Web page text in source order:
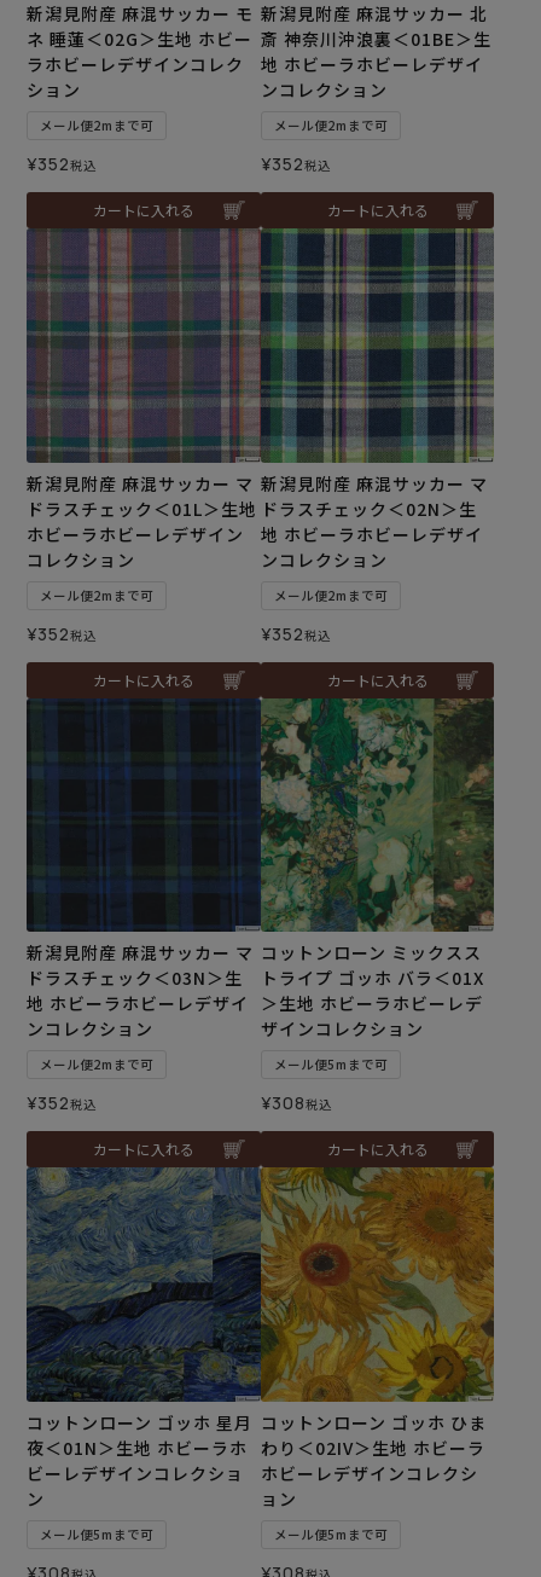
新潟見附産 麻混サッカー モ
ネ 睡蓮＜02G＞生地 ホビー
ラホビーレデザインコレク
ション
メール便2mまで可
¥352税込
カートに入れる
新潟見附産 麻混サッカー 北
斎 神奈川沖浪裏＜01BE＞生
地 ホビーラホビーレデザイ
ンコレクション
メール便2mまで可
¥352税込
カートに入れる
新潟見附産 麻混サッカー マ
ドラスチェック＜01L＞生地
ホビーラホビーレデザイン
コレクション
メール便2mまで可
¥352税込
カートに入れる
新潟見附産 麻混サッカー マ
ドラスチェック＜02N＞生
地 ホビーラホビーレデザイ
ンコレクション
メール便2mまで可
¥352税込
カートに入れる
新潟見附産 麻混サッカー マ
ドラスチェック＜03N＞生
地 ホビーラホビーレデザイ
ンコレクション
メール便2mまで可
¥352税込
カートに入れる
コットンローン ミックスス
トライプ ゴッホ バラ＜01X
＞生地 ホビーラホビーレデ
ザインコレクション
メール便5mまで可
¥308税込
カートに入れる
コットンローン ゴッホ 星月
夜＜01N＞生地 ホビーラホ
ビーレデザインコレクショ
ン
メール便5mまで可
¥308
コットンローン ゴッホ ひま
わり＜02IV＞生地 ホビーラ
ホビーレデザインコレクシ
ョン
メール便5mまで可
¥308